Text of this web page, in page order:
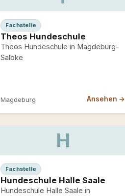
Fachstelle
Theos Hundeschule
Theos Hundeschule in Magdeburg-
Salbke
Magdeburg Ansehen →
H
Fachstelle
Hundeschule Halle Saale
Hundeschule Halle Saale in